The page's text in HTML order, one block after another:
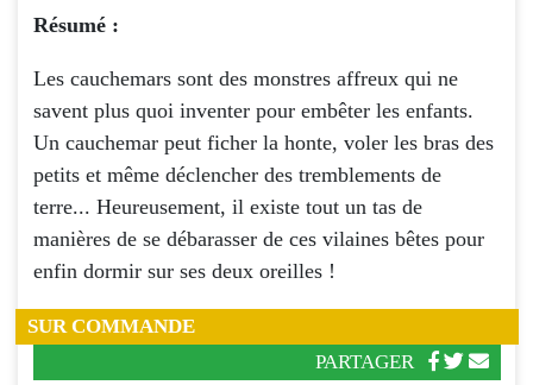
Résumé :
Les cauchemars sont des monstres affreux qui ne
savent plus quoi inventer pour embêter les enfants.
Un cauchemar peut ficher la honte, voler les bras des
petits et même déclencher des tremblements de
terre... Heureusement, il existe tout un tas de
manières de se débarasser de ces vilaines bêtes pour
enfin dormir sur ses deux oreilles !
SUR COMMANDE
PARTAGER